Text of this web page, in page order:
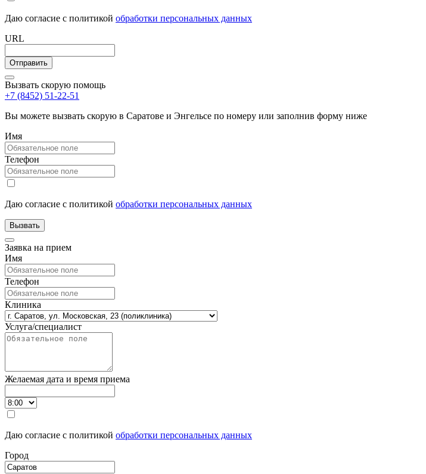
Даю согласие с политикой обработки персональных данных
URL
Вызвать скорую помощь
+7 (8452) 51-22-51
Вы можете вызвать скорую в Саратове и Энгельсе по номеру или заполнив форму ниже
Имя
Телефон
Даю согласие с политикой обработки персональных данных
Заявка на прием
Имя
Телефон
Клиника
Услуга/специалист
Желаемая дата и время приема
Даю согласие с политикой обработки персональных данных
Город